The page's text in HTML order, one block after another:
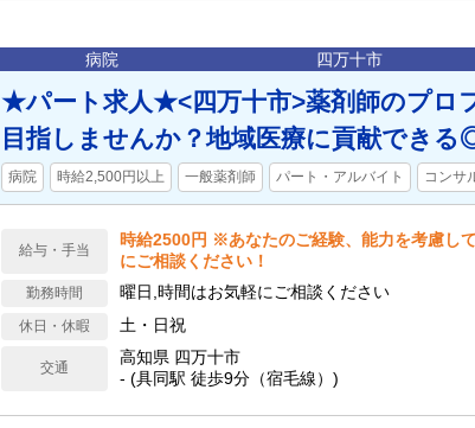
病院 四万十市
★パート求人★<四万十市>薬剤師のプロ
目指しませんか？地域医療に貢献できる
病院 時給2,500円以上 一般薬剤師 パート・アルバイト コンサ
給与・手当
時給2500円 ※あなたのご経験、能力を考慮し
にご相談ください！
勤務時間 曜日,時間はお気軽にご相談ください
休日・休暇 土・日祝
交通
高知県 四万十市
- (具同駅 徒歩9分（宿毛線）)